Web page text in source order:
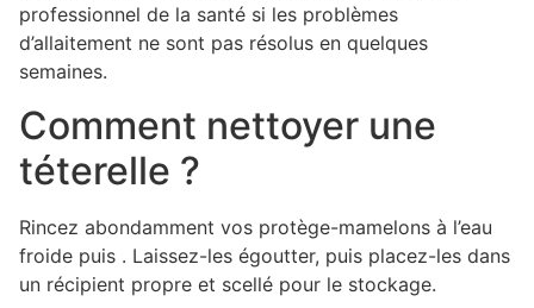
professionnel de la santé si les problèmes
d’allaitement ne sont pas résolus en quelques
semaines.
Comment nettoyer une
téterelle ?
Rincez abondamment vos protège-mamelons à l’eau
froide puis . Laissez-les égoutter, puis placez-les dans
un récipient propre et scellé pour le stockage.